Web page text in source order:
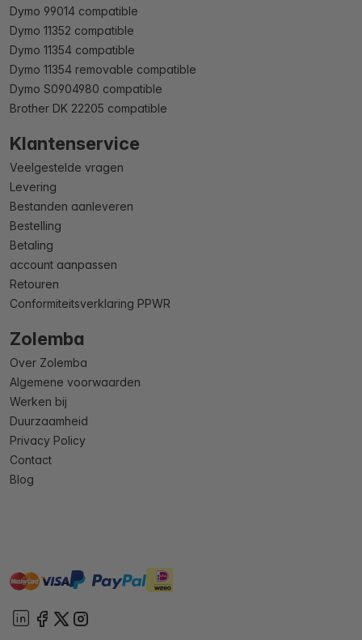
Dymo 99014 compatible
Dymo 11352 compatible
Dymo 11354 compatible
Dymo 11354 removable compatible
Dymo S0904980 compatible
Brother DK 22205 compatible
Klantenservice
Veelgestelde vragen
Levering
Bestanden aanleveren
Bestelling
Betaling
account aanpassen
Retouren
Conformiteitsverklaring PPWR
Zolemba
Over Zolemba
Algemene voorwaarden
Werken bij
Duurzaamheid
Privacy Policy
Contact
Blog
mastervisa paypal ideal